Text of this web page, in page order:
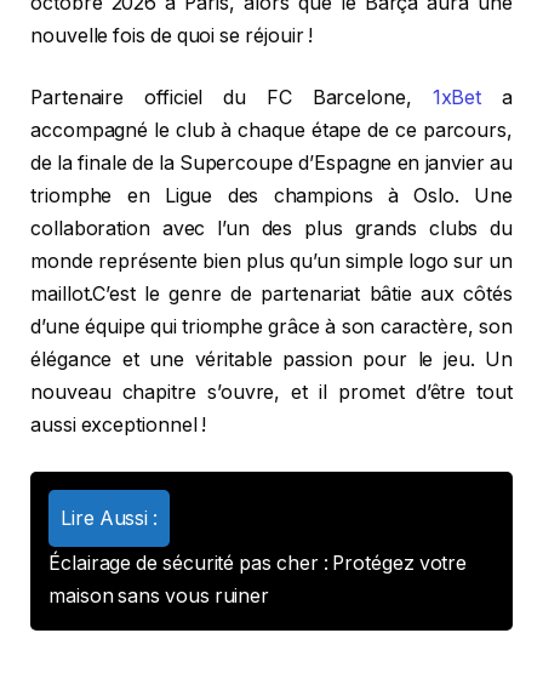
nouvelle fois de quoi se réjouir !
Partenaire officiel du FC Barcelone, 1xBet a
accompagné le club à chaque étape de ce parcours,
de la finale de la Supercoupe d’Espagne en janvier au
triomphe en Ligue des champions à Oslo. Une
collaboration avec l’un des plus grands clubs du
monde représente bien plus qu’un simple logo sur un
maillot.C’est le genre de partenariat bâtie aux côtés
d’une équipe qui triomphe grâce à son caractère, son
élégance et une véritable passion pour le jeu. Un
nouveau chapitre s’ouvre, et il promet d’être tout
aussi exceptionnel !
Lire Aussi :
Éclairage de sécurité pas cher : Protégez votre
maison sans vous ruiner